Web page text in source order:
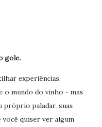
gole.
experiências,
o mundo do vinho - mas
próprio paladar, suas
você quiser ver algum